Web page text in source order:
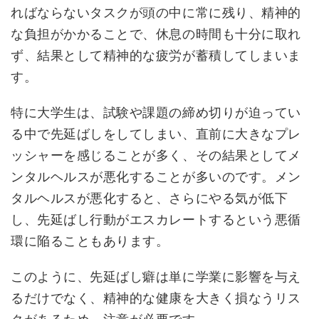
ればならないタスクが頭の中に常に残り、精神的
な負担がかかることで、休息の時間も十分に取れ
ず、結果として精神的な疲労が蓄積してしまいま
す。
特に大学生は、試験や課題の締め切りが迫ってい
る中で先延ばしをしてしまい、直前に大きなプレ
ッシャーを感じることが多く、その結果としてメ
ンタルヘルスが悪化することが多いのです。メン
タルヘルスが悪化すると、さらにやる気が低下
し、先延ばし行動がエスカレートするという悪循
環に陥ることもあります。
このように、先延ばし癖は単に学業に影響を与え
るだけでなく、精神的な健康を大きく損なうリス